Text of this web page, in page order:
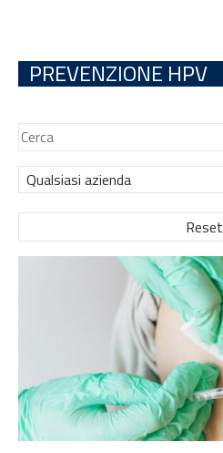
PREVENZIONE HPV
Qualsiasi azienda
Reset